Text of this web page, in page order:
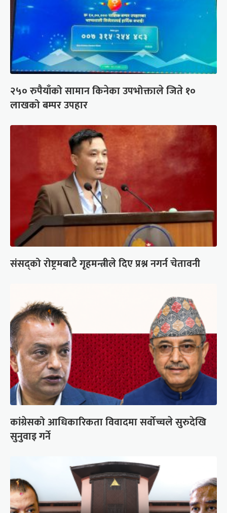
२५० रुपैयाँको सामान किनेका उपभोक्ताले जिते १०
लाखको बम्पर उपहार
संसद्को रोष्ट्रमबाटै गृहमन्त्रीले दिए प्रश्न नगर्न चेतावनी
कांग्रेसको आधिकारिकता विवादमा सर्वोच्चले सुरुदेखि
सुनुवाइ गर्ने